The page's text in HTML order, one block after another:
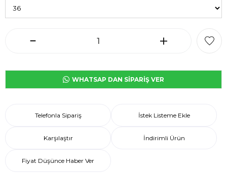
WHATSAP DAN SİPARİŞ VER
Telefonla Sipariş İstek Listeme Ekle
Karşılaştır İndirimli Ürün
Fiyat Düşünce Haber Ver